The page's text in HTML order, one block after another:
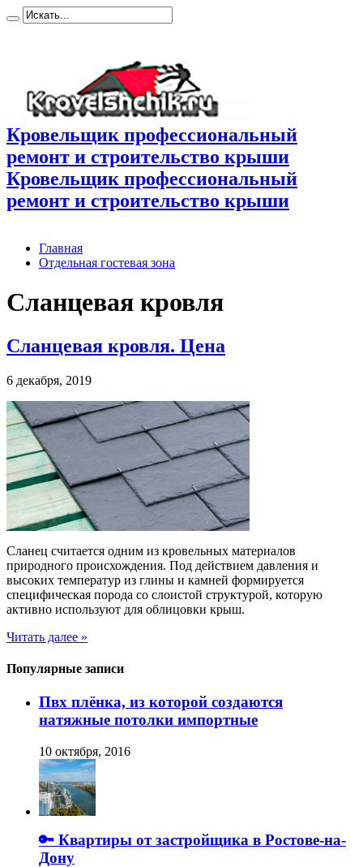
Кровельщик профессиональный
ремонт и строительство крыши
Кровельщик профессиональный
ремонт и строительство крыши
Главная
Отдельная гостевая зона
Сланцевая кровля
Сланцевая кровля. Цена
6 декабря, 2019
Сланец считается одним из кровельных материалов
природного происхождения. Под действием давления и
высоких температур из глины и камней формируется
специфическая порода со слоистой структурой, которую
активно используют для облицовки крыш.
Читать далее »
Популярные записи
Пвх плёнка, из которой создаются
натяжные потолки импортные
10 октября, 2016
🔑 Квартиры от застройщика в Ростове-на-
Дону